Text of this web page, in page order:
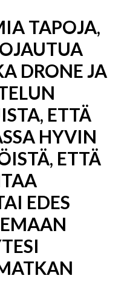
TAPOJA,
DRONE JA
ETTÄ
HYVIN
ETTÄ
EDES